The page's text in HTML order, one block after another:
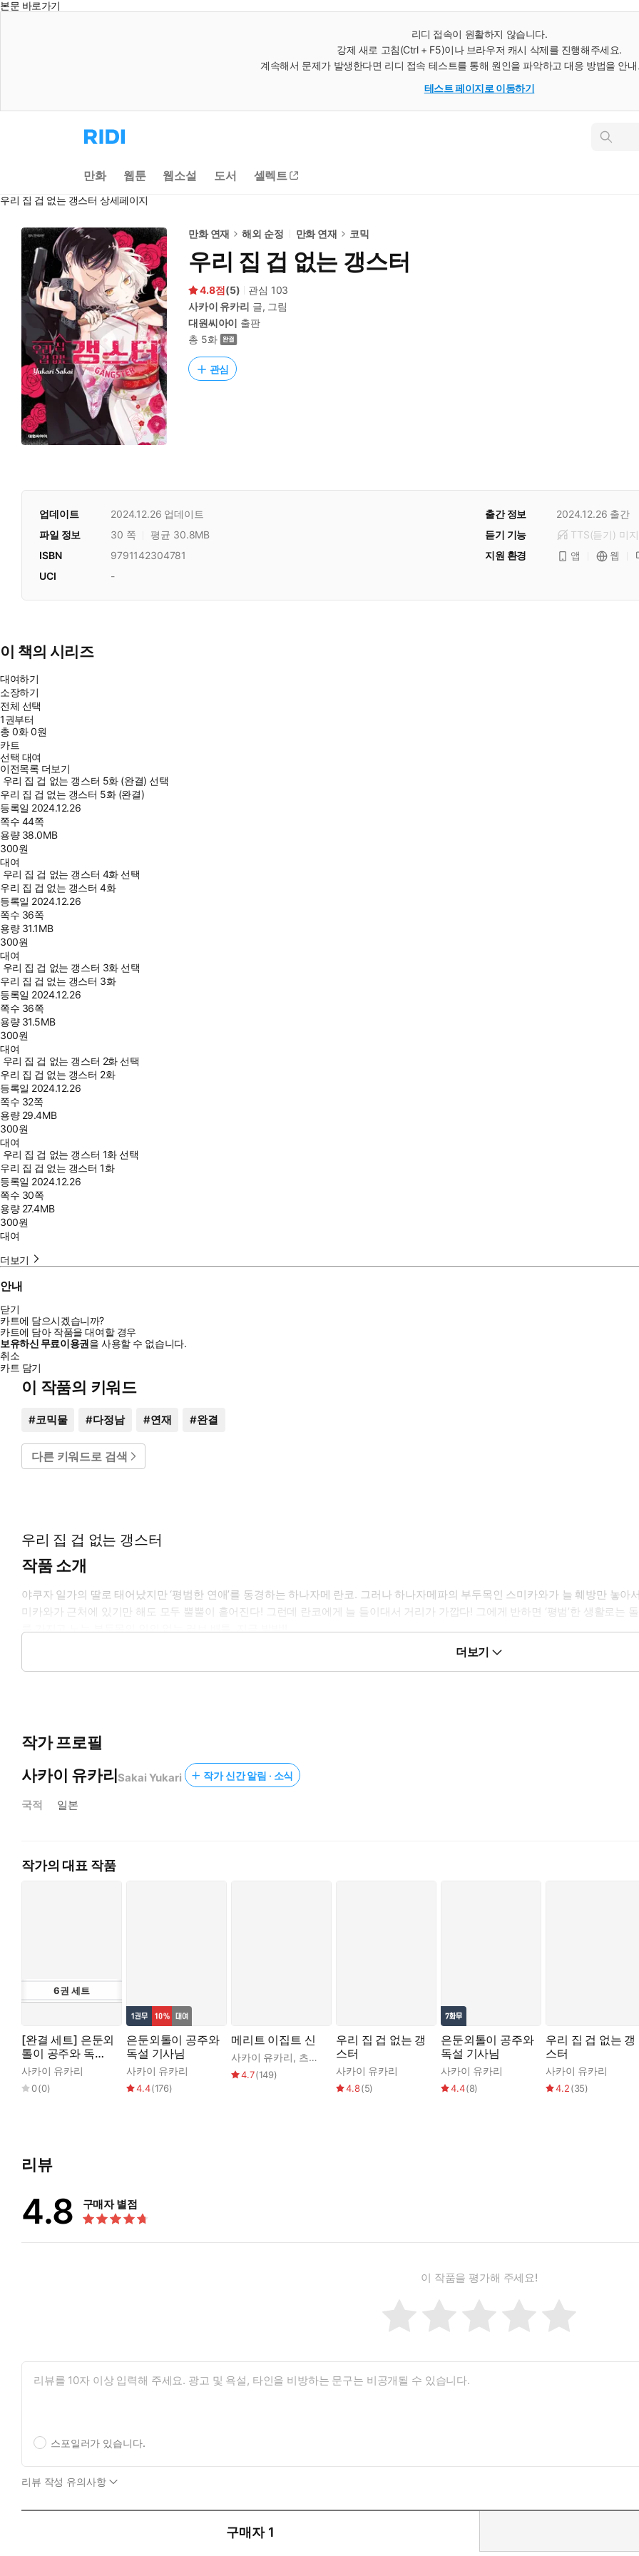
본문 바로가기
리디 접속이 원활하지 않습니다.
강제 새로 고침(Ctrl + F5)이나 브라우저 캐시 삭제를 진행해주세요.
계속해서 문제가 발생한다면 리디 접속 테스트를 통해 원인을 파악하고 대응 방법을 안
테스트 페이지로 이동하기
리
디
으
로
동
인
만화 웹툰 웹소설 도서 셀렉트
우리 집 겁 없는 갱스터 상세페이지
만화 연재 해외 순정 만화 연재 코믹
우리 집 겁 없는 갱스터
4.8 (5) 관심 103
사카이 유카리 글, 그림
대원씨아이 출판
총 5화
관심
업데이트 2024.12.26 업데이트 출간 정보 2024.12.26 출간
듣기 기능
TTS(듣기) 미
파일 정보 30 쪽
평균 30.8MB
지원 환경
앱 웹
ISBN
9791142304781
UCI
-
이 책의 시리즈
대여하기
소장하기
전체 선택
1권부터
총0화0원
카트
선택 대여
이전목록 더보기
우리 집 겁 없는 갱스터 5화 (완결) 선택
우리 집 겁 없는 갱스터 5화 (완결)
등록일 2024.12.26
쪽수 44쪽
용량 38.0MB
300원
대여
우리 집 겁 없는 갱스터 4화 선택
우리 집 겁 없는 갱스터 4화
등록일 2024.12.26
쪽수 36쪽
용량 31.1MB
300원
대여
우리 집 겁 없는 갱스터 3화 선택
우리 집 겁 없는 갱스터 3화
등록일 2024.12.26
쪽수 36쪽
용량 31.5MB
300원
대여
우리 집 겁 없는 갱스터 2화 선택
우리 집 겁 없는 갱스터 2화
등록일 2024.12.26
쪽수 32쪽
용량 29.4MB
300원
대여
우리 집 겁 없는 갱스터 1화 선택
우리 집 겁 없는 갱스터 1화
등록일 2024.12.26
쪽수 30쪽
용량 27.4MB
300원
대여
더보기
안내
닫기
카트에 담으시겠습니까?
카트에 담아 작품을 대여할 경우
보유하신 무료이용권을 사용할 수 없습니다.
취소
카트 담기
이 작품의 키워드
#코믹물 #다정남 #연재 #완결
다른 키워드로 검색
우리 집 겁 없는 갱스터
작품 소개
야쿠자 일가의 딸로 태어났지만 ‘평범한 연애’를 동경하는 하나자메 란코. 그러나 하나자메파의 부두목인 스미카와가 늘 훼방만 놓
미카와가 근처에 있기만 해도 모두 뿔뿔이 흩어진다! 그런데 란코에게 늘 들이대서 거리가 가깝다! 그에게 반하면 ‘평범’한 생활로
를 가지고 노는 부두목의 인의 없는 러브 배틀, 지금 발발!!
더보기
작가 프로필
사카이 유카리 Sakai Yukari 작가 신간 알림 · 소식
국적 일본
작가의 대표 작품
6권 세트
[완결 세트] 은둔외
톨이 공주와 독설
기사님
사카이 유카리
0(0)
은둔외톨이 공주와
독설 기사님
사카이 유카리
4.4(176)
메리트 이집트 신
사카이 유카리, 츠야마 후유
4.7(149)
우리 집 겁 없는 갱
스터
사카이 유카리
4.8(5)
은둔외톨이 공주와
독설 기사님
사카이 유카리
4.4(8)
우리 집 겁 없는 갱
스터
사카이 유카리
4.2(35)
리뷰
4.8 구매자 별점
이 작품을 평가해 주세요!
스포일러가 있습니다.
리뷰 작성 유의사항
구매자 1